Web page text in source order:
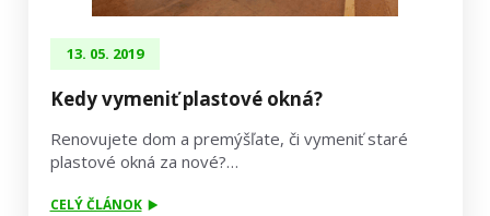
13. 05. 2019
Kedy vymeniť plastové okná?
Renovujete dom a premýšľate, či vymeniť staré
plastové okná za nové?…
CELÝ ČLÁNOK